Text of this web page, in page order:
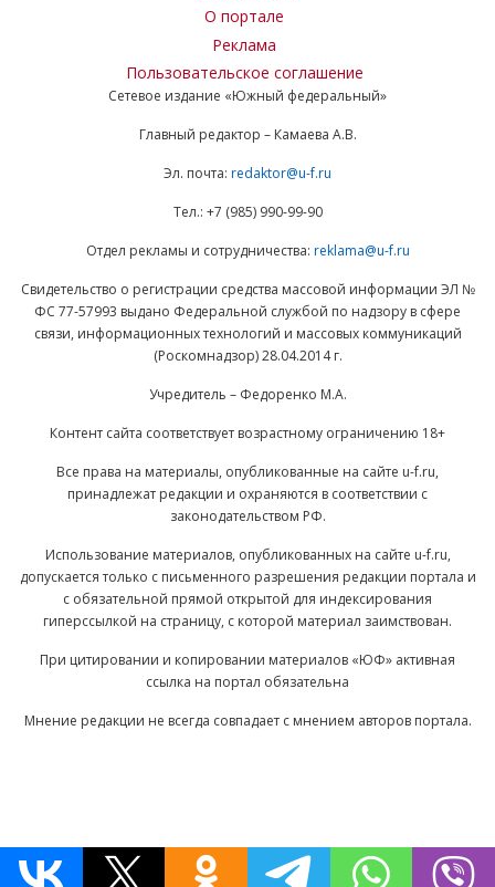
О портале
Реклама
Пользовательское соглашение
Сетевое издание «Южный федеральный»
Главный редактор – Камаева А.В.
Эл. почта: redaktor@u-f.ru
Тел.: +7 (985) 990-99-90
Отдел рекламы и сотрудничества: reklama@u-f.ru
Свидетельство о регистрации средства массовой информации ЭЛ №
ФС 77-57993 выдано Федеральной службой по надзору в сфере
связи, информационных технологий и массовых коммуникаций
(Роскомнадзор) 28.04.2014 г.
Учредитель – Федоренко М.А.
Контент сайта соответствует возрастному ограничению 18+
Все права на материалы, опубликованные на сайте u-f.ru,
принадлежат редакции и охраняются в соответствии с
законодательством РФ.
Использование материалов, опубликованных на сайте u-f.ru,
допускается только с письменного разрешения редакции портала и
с обязательной прямой открытой для индексирования
гиперссылкой на страницу, с которой материал заимствован.
При цитировании и копировании материалов «ЮФ» активная
ссылка на портал обязательна
Мнение редакции не всегда совпадает с мнением авторов портала.